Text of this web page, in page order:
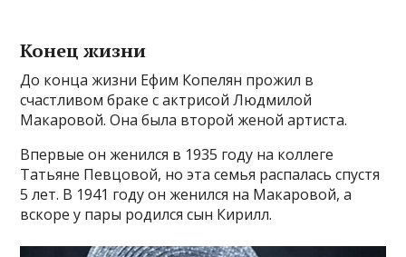
Конец жизни
До конца жизни Ефим Копелян прожил в
счастливом браке с актрисой Людмилой
Макаровой. Она была второй женой артиста.
Впервые он женился в 1935 году на коллеге
Татьяне Певцовой, но эта семья распалась спустя
5 лет. В 1941 году он женился на Макаровой, а
вскоре у пары родился сын Кирилл.